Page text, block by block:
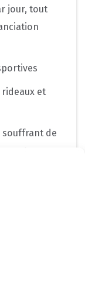
jour, tout
et
souffrant de
votre